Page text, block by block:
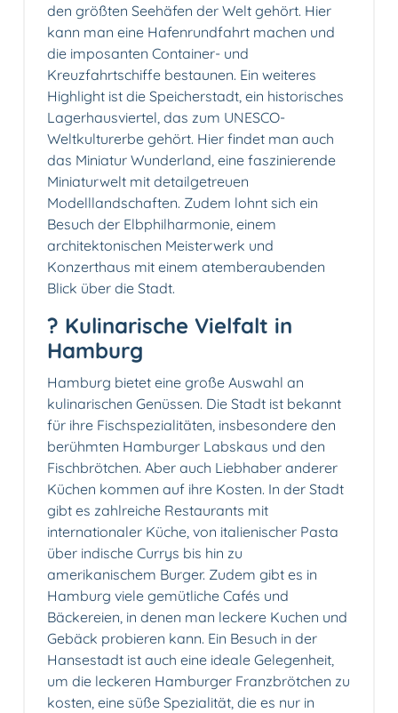
den größten Seehäfen der Welt gehört. Hier
kann man eine Hafenrundfahrt machen und
die imposanten Container- und
Kreuzfahrtschiffe bestaunen. Ein weiteres
Highlight ist die Speicherstadt, ein historisches
Lagerhausviertel, das zum UNESCO-
Weltkulturerbe gehört. Hier findet man auch
das Miniatur Wunderland, eine faszinierende
Miniaturwelt mit detailgetreuen
Modelllandschaften. Zudem lohnt sich ein
Besuch der Elbphilharmonie, einem
architektonischen Meisterwerk und
Konzerthaus mit einem atemberaubenden
Blick über die Stadt.
?️ Kulinarische Vielfalt in
Hamburg
Hamburg bietet eine große Auswahl an
kulinarischen Genüssen. Die Stadt ist bekannt
für ihre Fischspezialitäten, insbesondere den
berühmten Hamburger Labskaus und den
Fischbrötchen. Aber auch Liebhaber anderer
Küchen kommen auf ihre Kosten. In der Stadt
gibt es zahlreiche Restaurants mit
internationaler Küche, von italienischer Pasta
über indische Currys bis hin zu
amerikanischem Burger. Zudem gibt es in
Hamburg viele gemütliche Cafés und
Bäckereien, in denen man leckere Kuchen und
Gebäck probieren kann. Ein Besuch in der
Hansestadt ist auch eine ideale Gelegenheit,
um die leckeren Hamburger Franzbrötchen zu
kosten, eine süße Spezialität, die es nur in